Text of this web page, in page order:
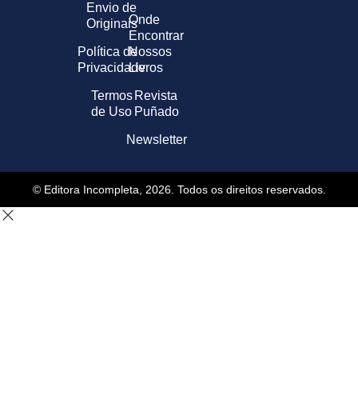
Envio de
Originais
Política de
Privacidade
Termos
de Uso
Onde
Encontrar
Nossos
Livros
Revista
Puñado
Newsletter
© Editora Incompleta, 2026. Todos os direitos reservados.